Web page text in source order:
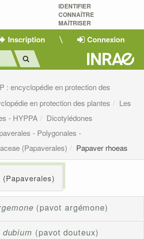
IDENTIFIER
CONNAÎTRE
MAÎTRISER
Inscription Connexion
: encyclopédie en protection des
en protection des plantes
Les
- HYPPA
Dicotylédones
- Polygonales -
(Papaverales) Papaver rhoeas
(Papaverales)
(pavot argémone)
(pavot douteux)